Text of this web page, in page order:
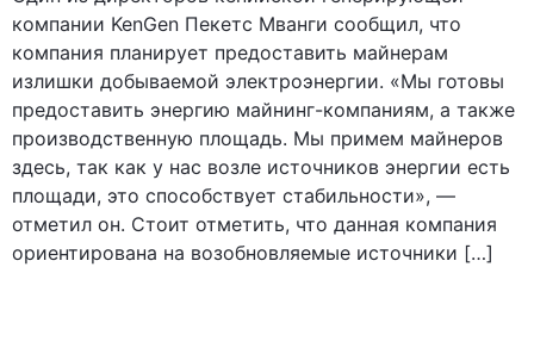
компании KenGen Пекетс Мванги сообщил, что
компания планирует предоставить майнерам
излишки добываемой электроэнергии. «Мы готовы
предоставить энергию майнинг-компаниям, а также
производственную площадь. Мы примем майнеров
здесь, так как у нас возле источников энергии есть
площади, это способствует стабильности», —
отметил он. Стоит отметить, что данная компания
ориентирована на возобновляемые источники […]